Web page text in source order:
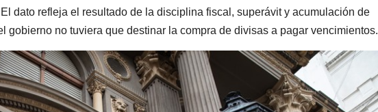
dato refleja el resultado de la disciplina fiscal, superávit y acumulación de
gobierno no tuviera que destinar la compra de divisas a pagar vencimientos.